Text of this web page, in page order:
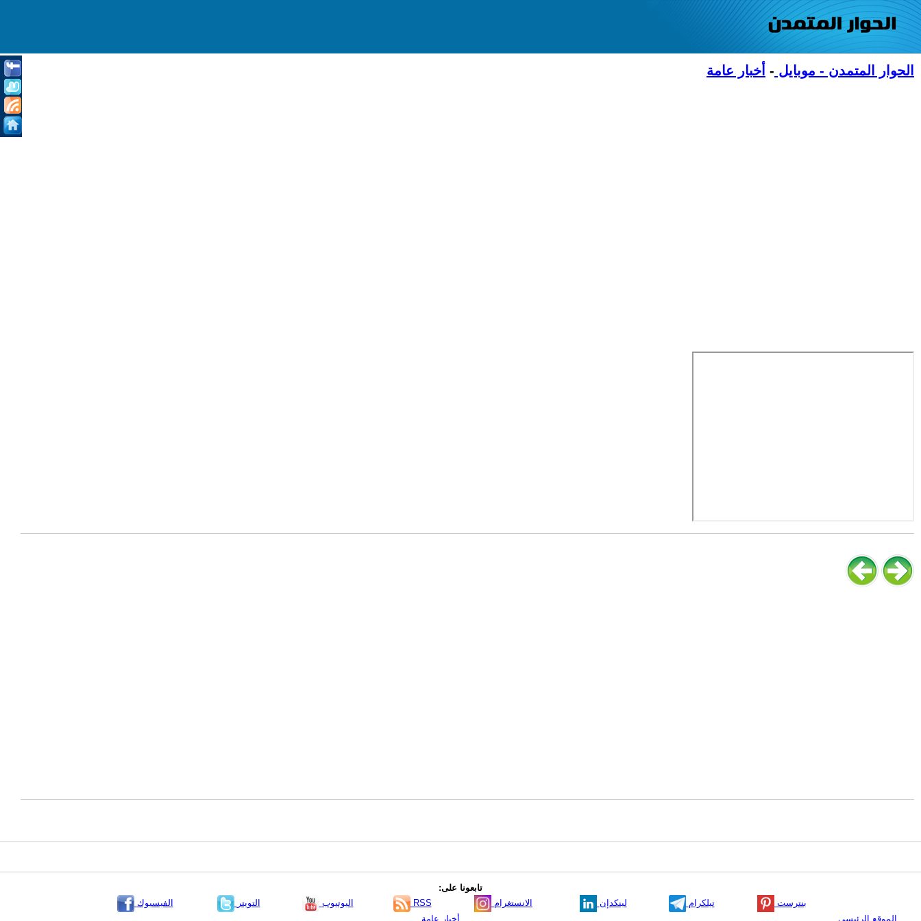
الحوار المتمدن - موبايل - أخبار عامة
تابعونا على:
الفيسبوك
التويتر اليوتيوب RSS الانستغرام لينكدإن تيلكرام
بنترست
الموقع الرئيسي
أخبار عامة